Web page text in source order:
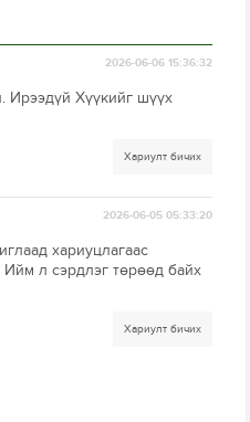
2026-06-06 15:36:32
Ирээдүй Хүүкийг шүүх
Хариулт бичих
2026-06-05 05:33:20
хариуцлагаас
л сэрдлэг төрөөд байх
Хариулт бичих